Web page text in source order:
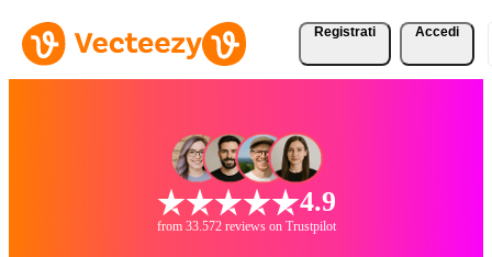
Registrati Accedi
4.9
from 33.572 reviews on Trustpilot